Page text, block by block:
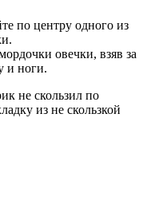
по центру одного из
овечки, взяв за
и ноги.
не скользил по
из не скользкой